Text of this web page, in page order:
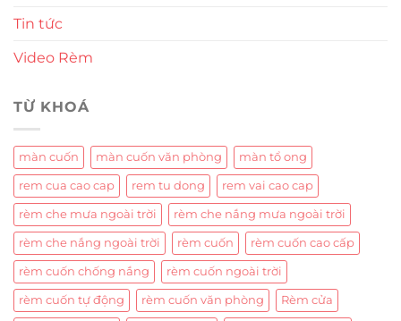
Tin tức
Video Rèm
TỪ KHOÁ
màn cuốn màn cuốn văn phòng màn tổ ong
rem cua cao cap rem tu dong rem vai cao cap
rèm che mưa ngoài trời rèm che nắng mưa ngoài trời
rèm che nắng ngoài trời rèm cuốn rèm cuốn cao cấp
rèm cuốn chống nắng rèm cuốn ngoài trời
rèm cuốn tự động rèm cuốn văn phòng Rèm cửa